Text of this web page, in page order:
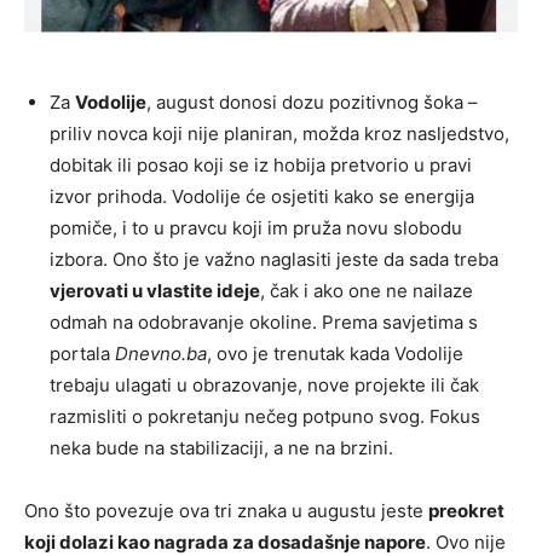
Za Vodolije, august donosi dozu pozitivnog šoka –
priliv novca koji nije planiran, možda kroz nasljedstvo,
dobitak ili posao koji se iz hobija pretvorio u pravi
izvor prihoda. Vodolije će osjetiti kako se energija
pomiče, i to u pravcu koji im pruža novu slobodu
izbora. Ono što je važno naglasiti jeste da sada treba
vjerovati u vlastite ideje, čak i ako one ne nailaze
odmah na odobravanje okoline. Prema savjetima s
portala Dnevno.ba, ovo je trenutak kada Vodolije
trebaju ulagati u obrazovanje, nove projekte ili čak
razmisliti o pokretanju nečeg potpuno svog. Fokus
neka bude na stabilizaciji, a ne na brzini.
Ono što povezuje ova tri znaka u augustu jeste preokret
koji dolazi kao nagrada za dosadašnje napore. Ovo nije